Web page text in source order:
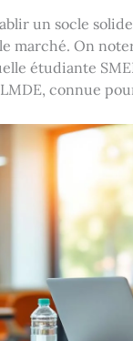
un socle
marché. On
étudiante
connue